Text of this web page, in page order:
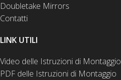
Doubletake Mirrors
Contatti
LINK UTILI
Video delle Istruzioni di Montaggio
PDF delle Istruzioni di Montaggio